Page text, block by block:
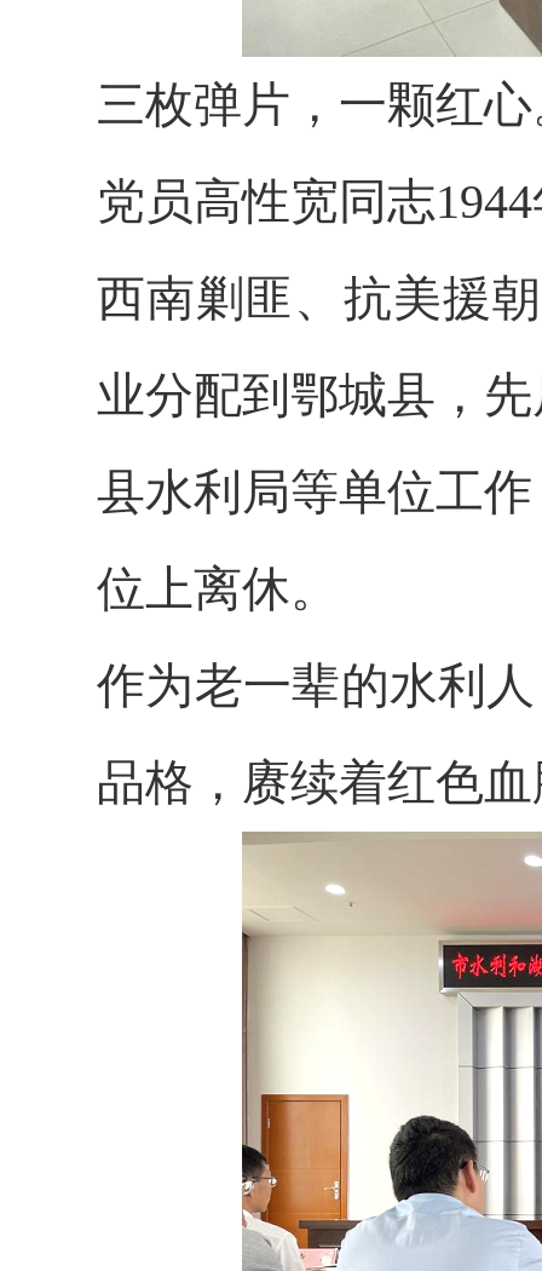
三枚弹片，一颗红
党员高性宽同志
西南剿匪、抗美援
业分配到鄂城县，
县水利局等单位工
位上离休。
作为老一辈的水利
品格，赓续着红色